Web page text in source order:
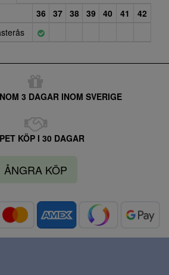
36 37 38 39 40 41
42
3 DAGAR INOM SVERIGE
KÖP I 30 DAGAR
ÅNGRA KÖP